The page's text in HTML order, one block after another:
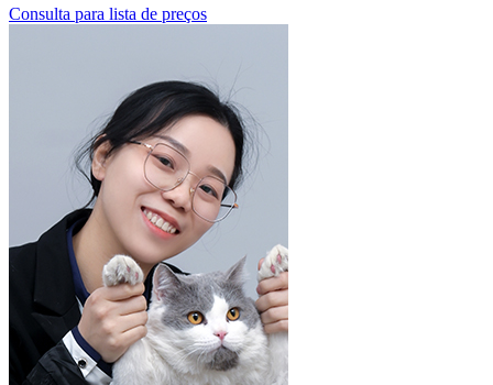
Consulta para lista de preços